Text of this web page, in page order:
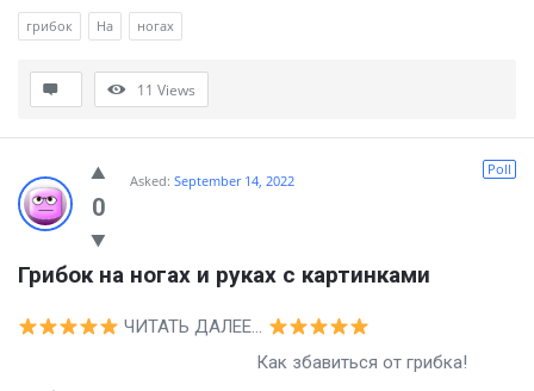
грибок На ногах
11 Views
0
Poll
Asked: September 14, 2022
Грибок на ногах и руках с картинками
ЧИТАТЬ ДАЛЕЕ…
Как збавиться от грибка!